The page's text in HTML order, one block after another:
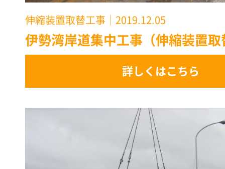
伸縮装置取替工事 ｜2019.12.05
伊勢湾岸道集中工事（伸縮装置取
詳しくはこちら